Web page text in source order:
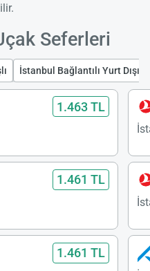
Seferleri
İstanbul Bağlantılı Yurt Dışı
1.463 TL
1.461 TL
1.461 TL